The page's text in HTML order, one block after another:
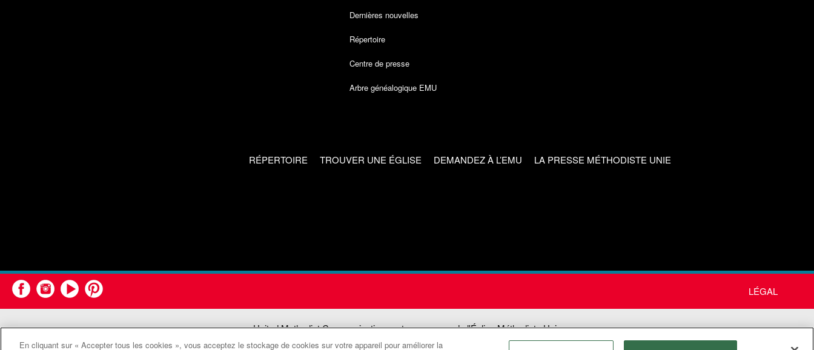
Dernières nouvelles
Répertoire
Centre de presse
Arbre généalogique EMU
RÉPERTOIRE TROUVER UNE ÉGLISE DEMANDEZ À L’EMU LA PRESSE MÉTHODISTE UNIE
LÉGAL
United Methodist Communications est une agence de l'Église Méthodiste Unie
©2026Communications Méthodistes Unies. Tous droits réservés
En cliquant sur « Accepter tous les cookies », vous acceptez le stockage de cookies sur votre appareil pour améliorer la